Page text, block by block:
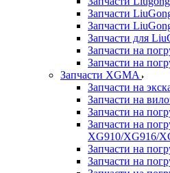
Запчасти
Запчасти
Запчасти для
Запчасти на
Запчасти на
Запчасти XGMA
Запчасти на
Запчасти на
Запчасти на
Запчасти на
XG910/XG916/
Запчасти на
Запчасти на